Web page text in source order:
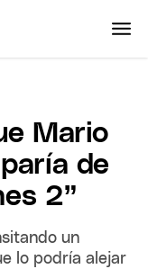
Mario
de
2”
un
lo podría alejar